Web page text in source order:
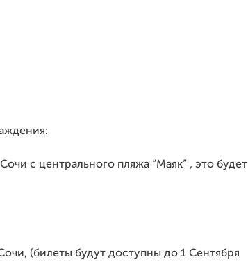
с центрального пляжа “Маяк” , это будет
(билеты будут доступны до 1 Сентября